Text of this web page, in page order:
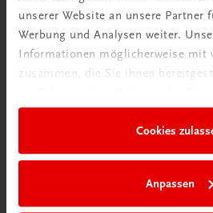
unserer Website an unsere Partner
Werbung und Analysen weiter.
Informationen möglicherweise mit
zusammen, die Sie ihnen
Cookies
Anpassen
TRAUNER Verlag +
Köglstraße 14 |
Tel.:+43 732
WhatsApp:+43 664